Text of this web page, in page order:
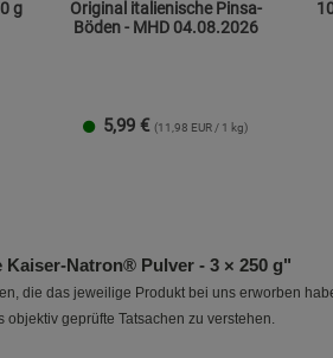
g
Original italienische Pinsa-
Böden - MHD 04.08.2026
5,99 € (11,98 EUR / 1 kg)
Natron® Pulver - 3 × 250 g"
die das jeweilige Produkt bei uns erworben
geprüfte Tatsachen zu verstehen.
Beschreibung Marketing Cookies